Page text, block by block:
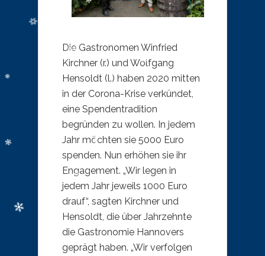
Die Gastronomen Winfried
Kirchner (r.) und Wolfgang
Hensoldt (l.) haben 2020 mitten
in der Corona-Krise verkündet,
eine Spendentradition
begründen zu wollen. In jedem
Jahr möchten sie 5000 Euro
spenden. Nun erhöhen sie ihr
Engagement. „Wir legen in
jedem Jahr jeweils 1000 Euro
drauf“, sagten Kirchner und
Hensoldt, die über Jahrzehnte
die Gastronomie Hannovers
geprägt haben. „Wir verfolgen